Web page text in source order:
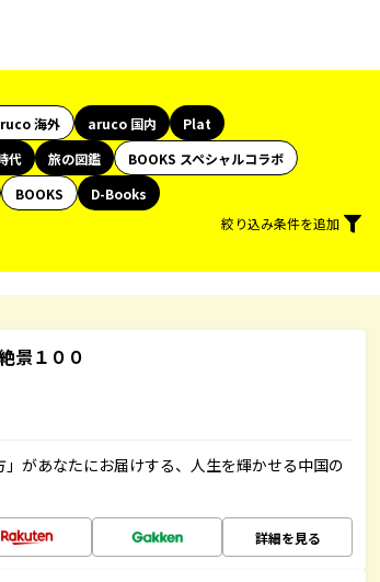
海外 aruco 国内
Plat
代 旅の図鑑
BOOKS スペシャルコラボ
BOOKS
D-Books
絞り込み条件を追加
景１００
があなたにお届けする、人生を輝かせる中国の
詳細を見る